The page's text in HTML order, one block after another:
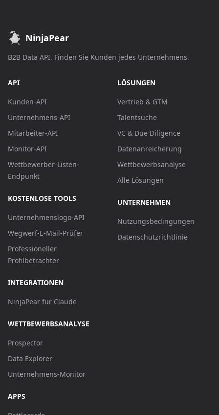
NinjaPear
B2B Data API. Finden Sie Kunden jedes Unternehmens.
API
Kunden-API
Unternehmens-API
Mitarbeiter-API
Monitor-API
Wettbewerber-Listen-
Endpunkt
KOSTENLOSE TOOLS
Unternehmenslogo-API
Wegwerf-E-Mail-Prüfer
Professioneller
Profilbetrachter
INTEGRATIONEN
NinjaPear für Claude
WETTBEWERBSANALYSE
Prospector
Data Explorer
Unternehmens-Monitor
APPS
LÖSUNGEN
Vertrieb & GTM
Talentsuche
VC & Due Diligence
Datenanreicherung
Wettbewerbsanalyse
Alle Lösungen
UNTERNEHMEN
Nutzungsbedingungen
Datenschutzrichtlinie